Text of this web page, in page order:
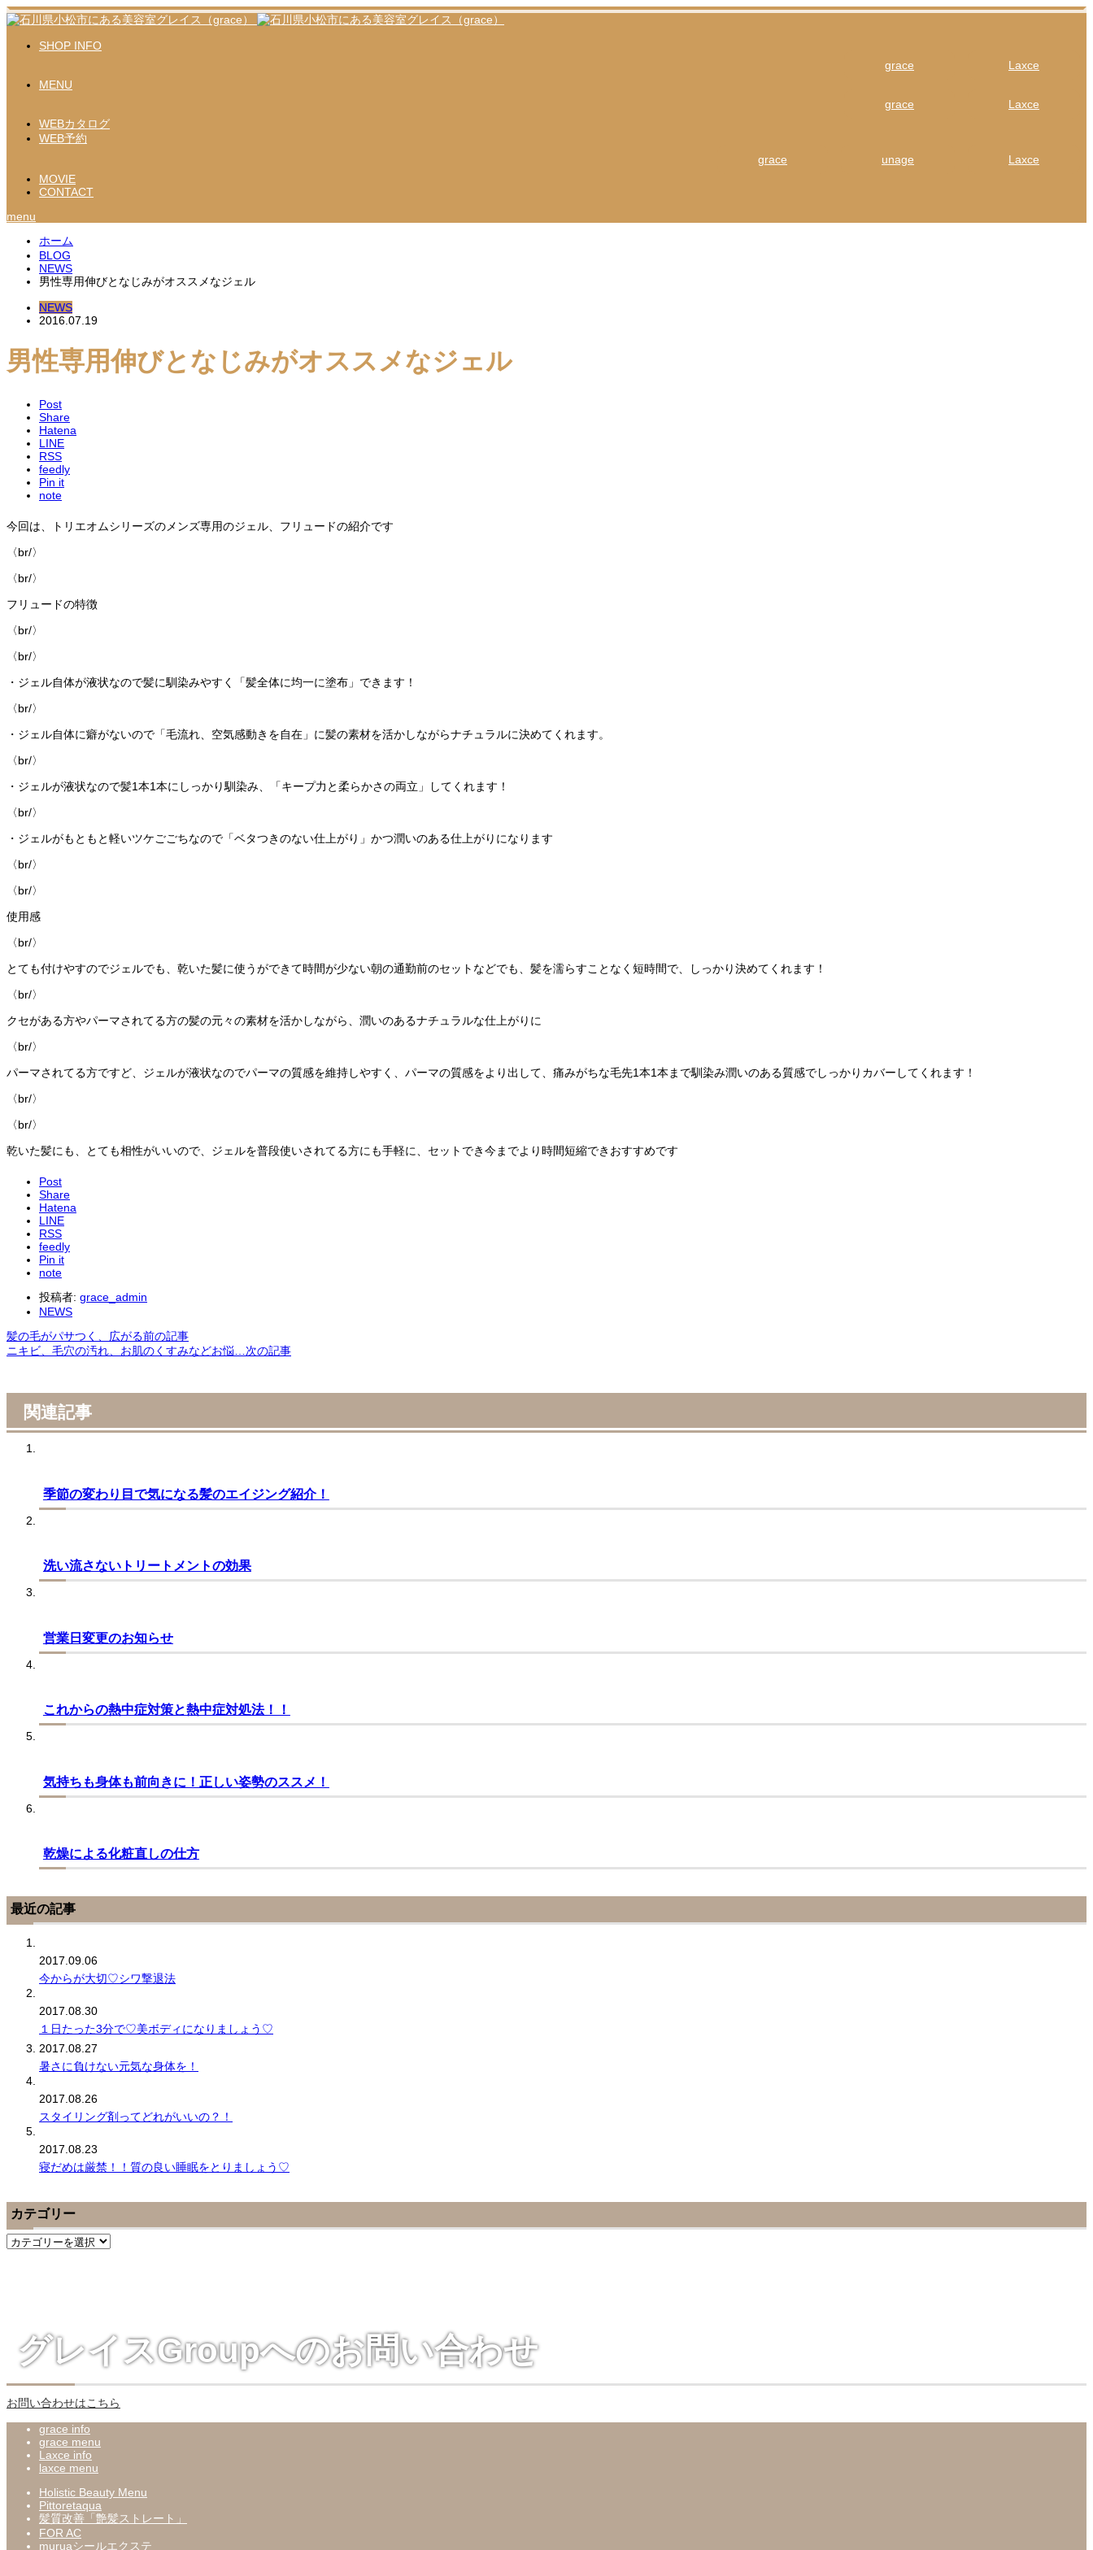
SHOP INFO
grace
Laxce
MENU
grace
Laxce
WEBカタログ
WEB予約
grace
unage
Laxce
MOVIE
CONTACT
menu
ホーム
BLOG
NEWS
男性専用伸びとなじみがオススメなジェル
NEWS
2016.07.19
男性専用伸びとなじみがオススメなジェル
Post
Share
Hatena
LINE
RSS
feedly
Pin it
note
今回は、トリエオムシリーズのメンズ専用のジェル、フリュードの紹介です
〈br/〉
〈br/〉
フリュードの特徴
〈br/〉
〈br/〉
・ジェル自体が液状なので髪に馴染みやすく「髪全体に均一に塗布」できます！
〈br/〉
・ジェル自体に癖がないので「毛流れ、空気感動きを自在」に髪の素材を活かしながらナチュラルに決めてくれます。
〈br/〉
・ジェルが液状なので髪1本1本にしっかり馴染み、「キープ力と柔らかさの両立」してくれます！
〈br/〉
・ジェルがもともと軽いツケごごちなので「ベタつきのない仕上がり」かつ潤いのある仕上がりになります
〈br/〉
〈br/〉
使用感
〈br/〉
とても付けやすのでジェルでも、乾いた髪に使うができて時間が少ない朝の通勤前のセットなどでも、髪を濡らすことなく短時間で、しっかり決めてくれます！
〈br/〉
クセがある方やパーマされてる方の髪の元々の素材を活かしながら、潤いのあるナチュラルな仕上がりに
〈br/〉
パーマされてる方ですど、ジェルが液状なのでパーマの質感を維持しやすく、パーマの質感をより出して、痛みがちな毛先1本1本まで馴染み潤いのある質感でしっかりカバーしてくれます！
〈br/〉
〈br/〉
乾いた髪にも、とても相性がいいので、ジェルを普段使いされてる方にも手軽に、セットでき今までより時間短縮できおすすめです
Post
Share
Hatena
LINE
RSS
feedly
Pin it
note
投稿者: grace_admin
NEWS
髪の毛がパサつく、広がる前の記事
ニキビ、毛穴の汚れ、お肌のくすみなどお悩… 次の記事
関連記事
季節の変わり目で気になる髪のエイジング紹介！
洗い流さないトリートメントの効果
営業日変更のお知らせ
これからの熱中症対策と熱中症対処法！！
気持ちも身体も前向きに！正しい姿勢のススメ！
乾燥による化粧直しの仕方
最近の記事
2017.09.06
今からが大切♡シワ撃退法
2017.08.30
１日たった3分で♡美ボディになりましょう♡
2017.08.27
暑さに負けない元気な身体を！
2017.08.26
スタイリング剤ってどれがいいの？！
2017.08.23
寝だめは厳禁！！質の良い睡眠をとりましょう♡
カテゴリー
カ
グレイスGroupへのお問い合わせ
お問い合わせはこちら
grace info
grace menu
Laxce info
laxce menu
Holistic Beauty Menu
Pittoretaqua
髪質改善「艶髪ストレート」
FOR AC
muruaシールエクステ